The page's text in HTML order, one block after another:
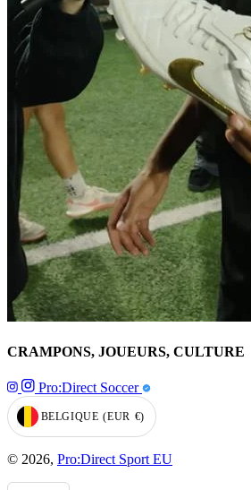
CRAMPONS, JOUEURS, CULTURE
Pro:Direct Soccer
GEOLOCATION BUTTON: BELGIQUE, EUR, €
BELGIQUE (EUR €)
© 2026, Pro:Direct Sport EU